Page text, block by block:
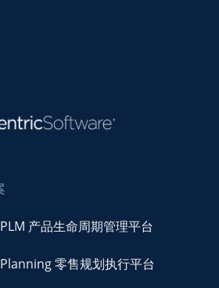
产品生命周期管理平台
零售规划执行平台